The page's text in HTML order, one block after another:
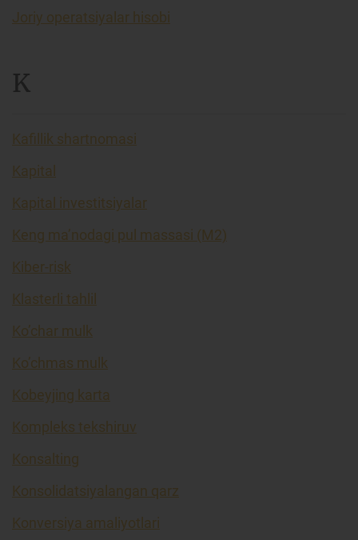
Joriy operatsiyalar hisobi
K
Kafillik shartnomasi
Kapital
Kapital investitsiyalar
Keng ma’nodagi pul massasi (M2)
Kiber-risk
Klasterli tahlil
Ko’char mulk
Ko’chmas mulk
Kobeyjing karta
Kompleks tekshiruv
Konsalting
Konsolidatsiyalangan qarz
Konversiya amaliyotlari